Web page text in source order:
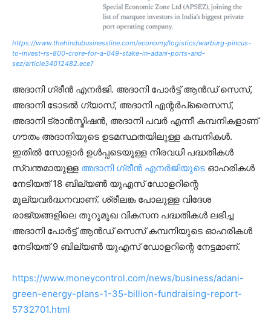
https://www.thehindubusinessline.com/economy/logistics/warburg-pincus-
to-invest-rs-800-crore-for-a-049-stake-in-adani-ports-and-
sez/article34012482.ece?
അദാനി ഗ്രീന്‍ എനര്‍ജി. അദാനി പോര്‍ട്ട് ആന്‍ഡ് സെസ്,
അദാനി ടോടല്‍ ഗ്യാസ്, അദാനി എന്റര്‍പ്രൈസസ്,
അദാനി ട്രാന്‍സ്മിഷന്‍, അദാനി പവര്‍ എന്നീ കമ്പനികളാണ്
ഗൗതം അദാനിയുടെ ഉടമസ്ഥതയിലുള്ള കമ്പനികള്‍.
ഇതില്‍ സോളാര്‍ ഉള്‍പ്പടെയുള്ള നിരവധി പദ്ധതികള്‍
സ്വന്തമായുള്ള അദാനി ഗ്രീന്‍ എനര്‍ജിയുടെ ഓഹരികള്‍
നേടിയത് 18 ബില്യണ്‍ യുഎസ് ഡോളറിന്റെ
മൂല്യവര്‍ദ്ധനവാണ്. ശ്രീലങ്ക പോലുള്ള വിദേശ
രാജ്യങ്ങളിലെ തുറുമുഖ വികസന പദ്ധതികള്‍ ലഭിച്ച
അദാനി പോര്‍ട്ട് ആന്‍ഡ് സെസ് കമ്പനിയുടെ ഓഹരികള്‍
നേടിയത് 9 ബില്യണ്‍ യുഎസ് ഡോളറിന്റെ നേട്ടമാണ്.
https://www.moneycontrol.com/news/business/adani-
green-energy-plans-1-35-billion-fundraising-report-
5732701.html